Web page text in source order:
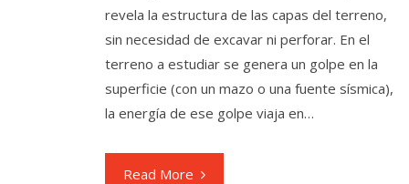
revela la estructura de las capas del terreno,
sin necesidad de excavar ni perforar. En el
terreno a estudiar se genera un golpe en la
superficie (con un mazo o una fuente sísmica),
la energía de ese golpe viaja en…
Read More